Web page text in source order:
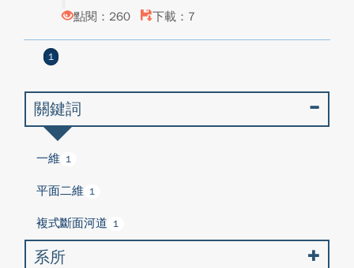
點閱：260
下載：7
1
關鍵詞
一維 1
平面二維 1
複式斷面河道 1
系所